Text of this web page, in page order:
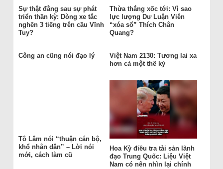
Sự thật đằng sau sự phát
triển thần kỳ: Dòng xe tắc
nghẽn 3 tiếng trên cầu Vĩnh
Tuy?
Thừa thắng xốc tới: Vì sao
lực lượng Dư Luận Viên
“xóa sổ” Thích Chân
Quang?
Công an cũng nói đạo lý
Việt Nam 2130: Tương lai xa
hơn cả một thế kỷ
Tô Lâm nói “thuận cán bộ,
khổ nhân dân” – Lời nói
mới, cách làm cũ
Hoa Kỳ điều tra tài sản lãnh
đạo Trung Quốc: Liệu Việt
Nam có nên nhìn lại chính